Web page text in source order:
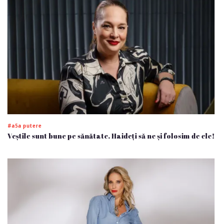
#a5a putere
Veștile sunt bune pe sănătate. Haideți să ne și folosim de ele!